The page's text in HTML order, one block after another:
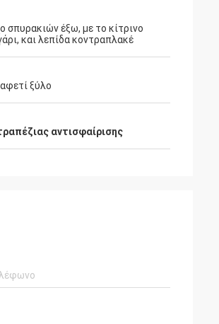
σας ευχαριστεί πάρα πολύ
σπυρακιών έξω, με το κίτρινο
και λεπίδα κοντραπλακέ
ξύλο
αντισφαίρισης